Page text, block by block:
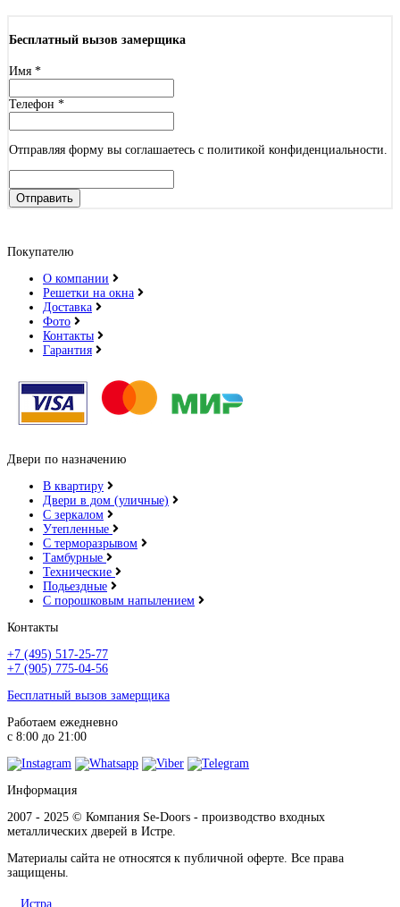
Бесплатный вызов замерщика
Имя *
Телефон *
Отправляя форму вы соглашаетесь с политикой конфиденциальности.
Отправить
Покупателю
О компании
Решетки на окна
Доставка
Фото
Контакты
Гарантия
Двери по назначению
В квартиру
Двери в дом (уличные)
С зеркалом
Утепленные
С терморазрывом
Тамбурные
Технические
Подьездные
С порошковым напылением
Контакты
+7 (495) 517-25-77
+7 (905) 775-04-56
Бесплатный вызов замерщика
Работаем ежедневно
с 8:00 до 21:00
Информация
2007 - 2025 © Компания Se-Doors - производство входных
металлических дверей в Истре.
Материалы сайта не относятся к публичной оферте. Все права
защищены.
Истра